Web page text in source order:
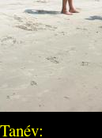
Tanév: